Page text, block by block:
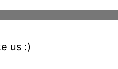
us :)